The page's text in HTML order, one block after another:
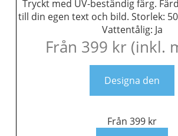
Tryckt med UV-beständig färg.
till din egen text och bild. Storlek:
Vattentålig: Ja
Från 399 kr (inkl.
Designa den
Från 399 kr